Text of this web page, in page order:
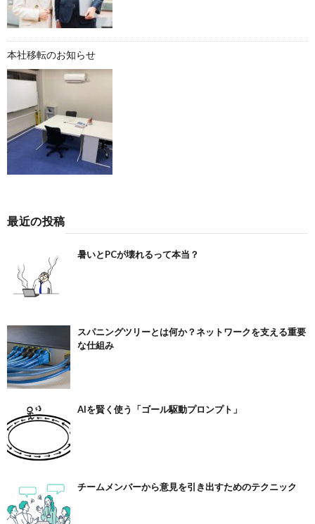
本社移転のお知らせ
最近の投稿
暑いとPCが壊れるって本当？
スパニングツリーとは何か？ネットワークを支える重要
な仕組み
AIを賢く使う「ゴール駆動プロンプト」
チームメンバーから意見を引き出すためのテクニック